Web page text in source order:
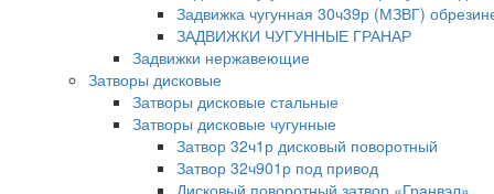
Задвижка чугунная 30ч39р (МЗВГ)
ЗАДВИЖКИ ЧУГУННЫЕ ГРАНАР
Задвижки нержавеющие
Затворы дисковые
Затворы дисковые стальные
Затворы дисковые чугунные
Затвор 32ч1р дисковый поворотный
Затвор 32ч901р под привод